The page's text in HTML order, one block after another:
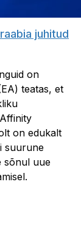
juhitud
on
teatas, et
on edukalt
suurune
sõnul uue